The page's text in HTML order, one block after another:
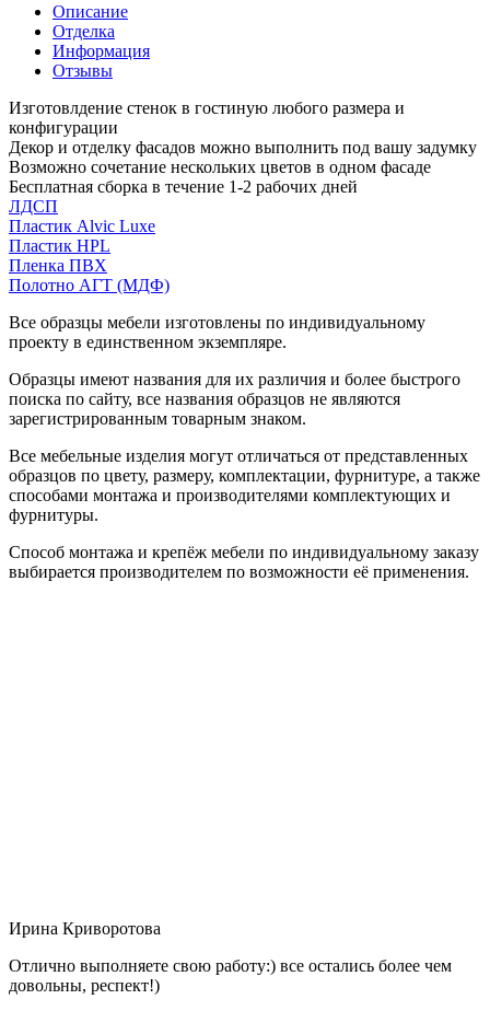
Описание
Отделка
Информация
Отзывы
Изготовлдение стенок в гостиную любого размера и
конфигурации
Декор и отделку фасадов можно выполнить под вашу задумку
Возможно сочетание нескольких цветов в одном фасаде
Бесплатная сборка в течение 1-2 рабочих дней
ЛДСП
Пластик Alvic Luxe
Пластик HPL
Пленка ПВХ
Полотно АГТ (МДФ)
Все образцы мебели изготовлены по индивидуальному
проекту в единственном экземпляре.
Образцы имеют названия для их различия и более быстрого
поиска по сайту, все названия образцов не являются
зарегистрированным товарным знаком.
Все мебельные изделия могут отличаться от представленных
образцов по цвету, размеру, комплектации, фурнитуре, а также
способами монтажа и производителями комплектующих и
фурнитуры.
Способ монтажа и крепёж мебели по индивидуальному заказу
выбирается производителем по возможности её применения.
Ирина Криворотова
Отлично выполняете свою работу:) все остались более чем
довольны, респект!)